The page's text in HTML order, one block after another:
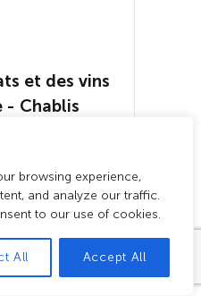
browsing experience,
and analyze our traffic.
to our use of cookies.
All Accept All
et des vins
- Chablis